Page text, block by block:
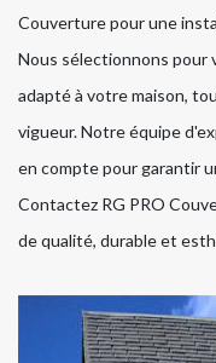
Couverture pour une
Nous sélectionnons pour
adapté à votre maison,
vigueur. Notre équipe
en compte pour garantir
Contactez RG PRO
de qualité, durable et